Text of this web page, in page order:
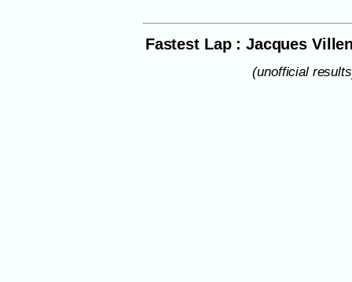
Fastest Lap : Jacques
(unofficial